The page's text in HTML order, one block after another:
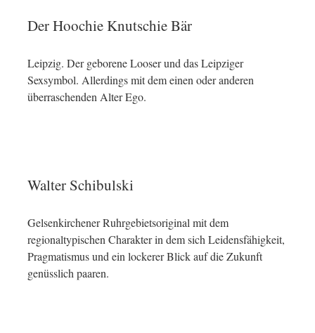
Der Hoochie Knutschie Bär
Leipzig. Der geborene Looser und das Leipziger
Sexsymbol. Allerdings mit dem einen oder anderen
überraschenden Alter Ego.
Walter Schibulski
Gelsenkirchener Ruhrgebietsoriginal mit dem
regionaltypischen Charakter in dem sich Leidensfähigkeit,
Pragmatismus und ein lockerer Blick auf die Zukunft
genüsslich paaren.